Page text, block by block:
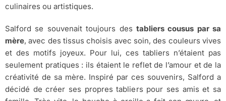
culinaires ou artistiques.
Salford se souvenait toujours des tabliers cousus par sa
mère, avec des tissus choisis avec soin, des couleurs vives
et des motifs joyeux. Pour lui, ces tabliers n’étaient pas
seulement pratiques : ils étaient le reflet de l’amour et de la
créativité de sa mère. Inspiré par ces souvenirs, Salford a
décidé de créer ses propres tabliers pour ses amis et sa